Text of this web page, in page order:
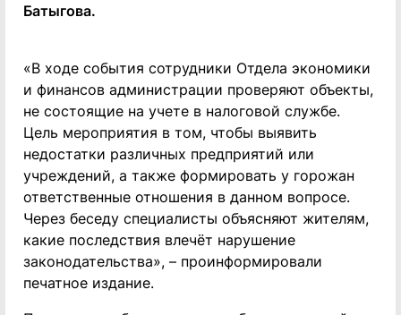
Батыгова.
«В ходе события сотрудники Отдела экономики
и финансов администрации проверяют объекты,
не состоящие на учете в налоговой службе.
Цель мероприятия в том, чтобы выявить
недостатки различных предприятий или
учреждений, а также формировать у горожан
ответственные отношения в данном вопросе.
Через беседу специалисты объясняют жителям,
какие последствия влечёт нарушение
законодательства», – проинформировали
печатное издание.